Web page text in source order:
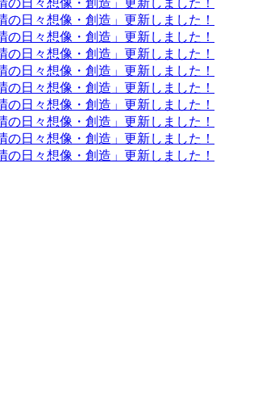
日々想像・創造」更新しました！
日々想像・創造」更新しました！
日々想像・創造」更新しました！
日々想像・創造」更新しました！
日々想像・創造」更新しました！
日々想像・創造」更新しました！
日々想像・創造」更新しました！
日々想像・創造」更新しました！
日々想像・創造」更新しました！